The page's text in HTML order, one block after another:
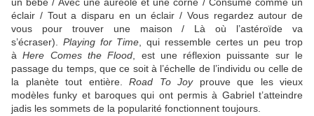
éclair / Tout a disparu en un éclair / Vous regardez autour de
vous pour trouver une maison / Là où l’astéroïde va
s’écraser). Playing for Time , qui ressemble certes un peu trop
à Here Comes the Flood , est une réflexion puissante sur le
passage du temps, que ce soit à l’échelle de l’individu ou celle de
la planète tout entière. Road To Joyprouve que les vieux
modèles funky et baroques qui ont permis à Gabrielt’atteindre
jadis les sommets de la popularité fonctionnent toujours.